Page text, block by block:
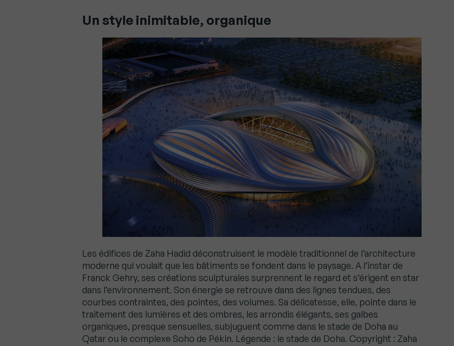
Un style inimitable, organique
Les édifices de Zaha Hadid déconstruisent le modèle traditionnel de l’architecture
moderne qui voulait que les bâtiments se fondent dans le paysage. A l’instar de
Franck Gehry, ses créations sculpturales surprennent le regard et s’érigent en star
dans l’environnement. Son énergie se retrouve dans des lignes tendues, des
courbes contraintes, des pointes, des volumes. Sa délicatesse, elle, pointe dans le
traitement des lumières et des ombres, les arrondis élégants, ses galbes
organiques, presque sensuelles, subjuguent comme dans le stade de Doha au
Qatar ou le complexe Soho de Pékin. Légende : le stade de Doha. Copyright : Zaha